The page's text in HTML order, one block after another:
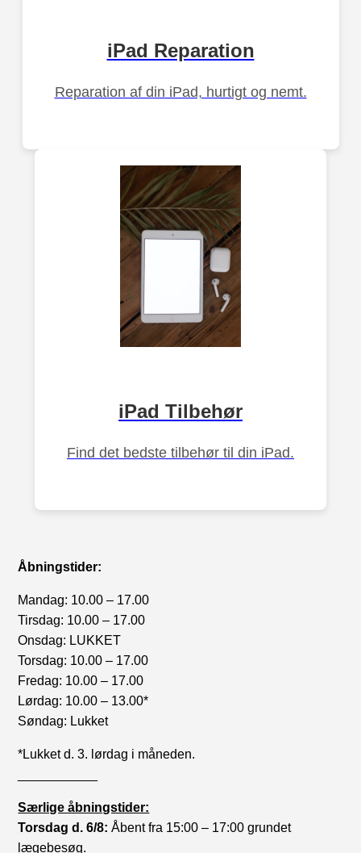
iPad Reparation
Reparation af din iPad, hurtigt og nemt.
iPad Tilbehør
Find det bedste tilbehør til din iPad.
Åbningstider:
Mandag: 10.00 – 17.00
Tirsdag: 10.00 – 17.00
Onsdag: LUKKET
Torsdag: 10.00 – 17.00
Fredag: 10.00 – 17.00
Lørdag: 10.00 – 13.00*
Søndag: Lukket
*Lukket d. 3. lørdag i måneden.
Særlige åbningstider:
Torsdag d. 6/8: Åbent fra 15:00 – 17:00 grundet
lægebesøg.